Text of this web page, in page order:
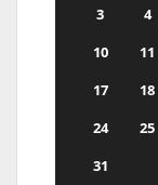
3
4
10
11
17
18
24
25
31